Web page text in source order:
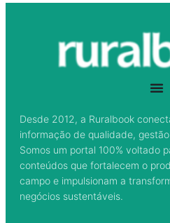
Desde 2012, a Ruralbook
informação de qualidade,
Somos um portal 100% voltado
conteúdos que fortalecem o
campo e impulsionam a
negócios sustentáveis.